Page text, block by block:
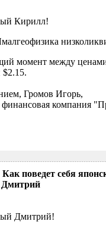
Кирилл!
момент между
Громов Игорь,
финансовая компания
Как поведет себя
Дмитрий!